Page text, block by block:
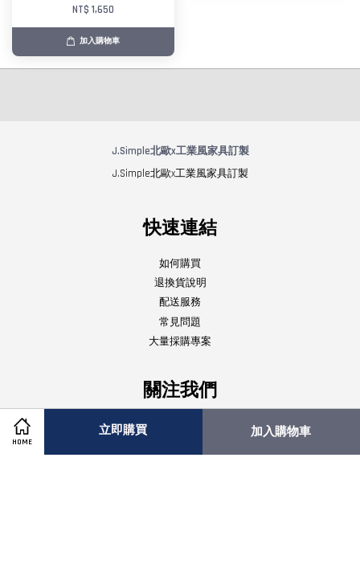
HOME
立即購買 加入購物車
NT$ 1,650
加入購物車
J.Simple北歐x工業風家具訂製
J.Simple北歐x工業風家具訂製
快速連結
如何購買
退換貨說明
配送服務
常見問題
大量採購專案
關注我們
Instagram